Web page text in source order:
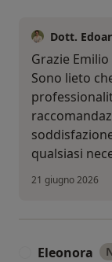
Dott.
Grazie
Sono lieto
qualsiasi
21 giugno 2026
Eleonora